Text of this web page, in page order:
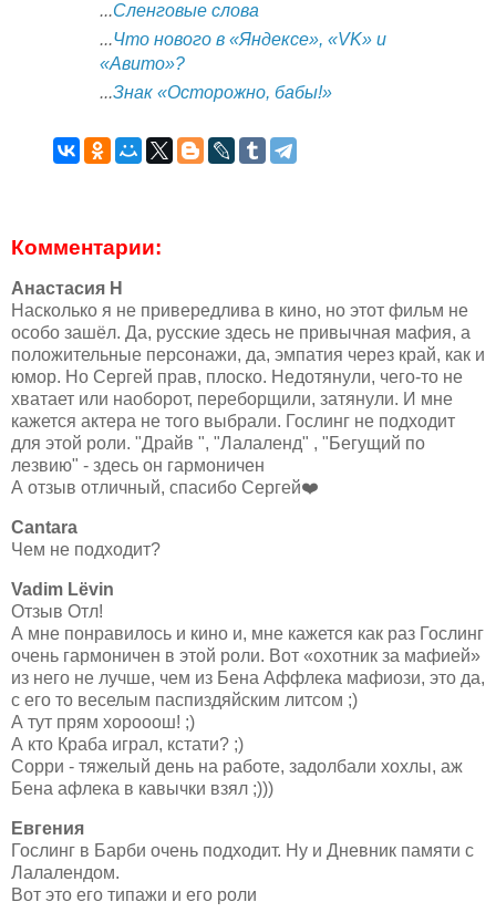
...Сленговые слова
...Что нового в «Яндексе», «VK» и
«Авито»?
...Знак «Осторожно, бабы!»
Комментарии:
Анастасия Н
Насколько я не привередлива в кино, но этот фильм не
особо зашёл. Да, русские здесь не привычная мафия, а
положительные персонажи, да, эмпатия через край, как и
юмор. Но Сергей прав, плоско. Недотянули, чего-то не
хватает или наоборот, переборщили, затянули. И мне
кажется актера не того выбрали. Гослинг не подходит
для этой роли. "Драйв ", "Лалаленд" , "Бегущий по
лезвию" - здесь он гармоничен
А отзыв отличный, спасибо Сергей❤️
Cantara
Чем не подходит?
Vadim Lëvin
Отзыв Отл!
А мне понравилось и кино и, мне кажется как раз Гослинг
очень гармоничен в этой роли. Вот «охотник за мафией»
из него не лучше, чем из Бена Аффлека мафиози, это да,
с его то веселым паспиздяйским литсом ;)
А тут прям хорооош! ;)
А кто Краба играл, кстати? ;)
Сорри - тяжелый день на работе, задолбали хохлы, аж
Бена афлека в кавычки взял ;)))
Евгения
Гослинг в Барби очень подходит. Ну и Дневник памяти с
Лалалендом.
Вот это его типажи и его роли